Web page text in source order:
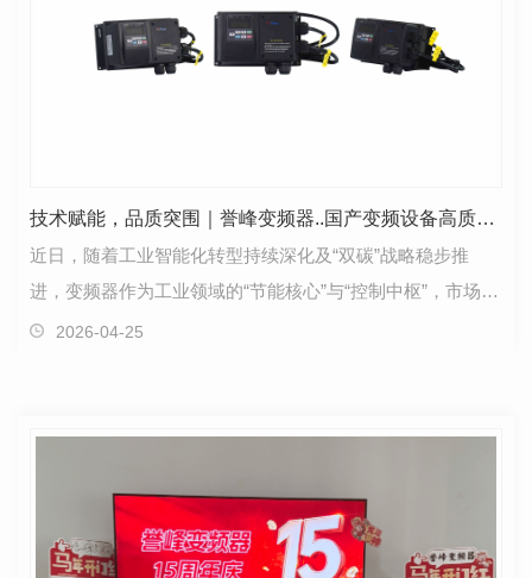
技术赋能，品质突围｜誉峰变频器..国产变频设备高质量发展
近日，随着工业智能化转型持续深化及“双碳”战略稳步推
进，变频器作为工业领域的“节能核心”与“控制中枢”，市场需
求持续攀升，行业迎来高质量发展新阶段。河南…
2026-04-25